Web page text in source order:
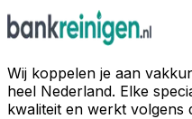
Wij koppelen je aan
heel Nederland. Elke
kwaliteit en werkt volgens